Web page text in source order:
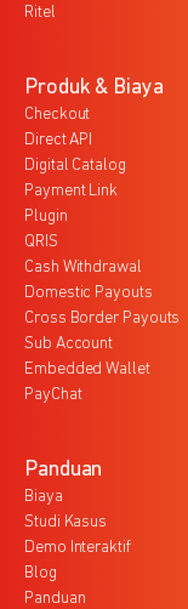
Ritel
Produk & Biaya
Checkout
Direct API
Digital Catalog
Payment Link
Plugin
QRIS
Cash Withdrawal
Domestic Payouts
Cross Border Payouts
Sub Account
Embedded Wallet
PayChat
Panduan
Biaya
Studi Kasus
Demo Interaktif
Blog
Panduan